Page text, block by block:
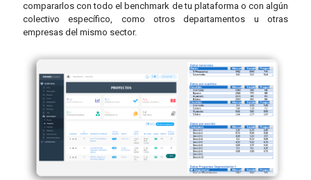
compararlos con todo el benchmark de tu plataforma o con algún
colectivo específico, como otros departamentos u otras
empresas del mismo sector.